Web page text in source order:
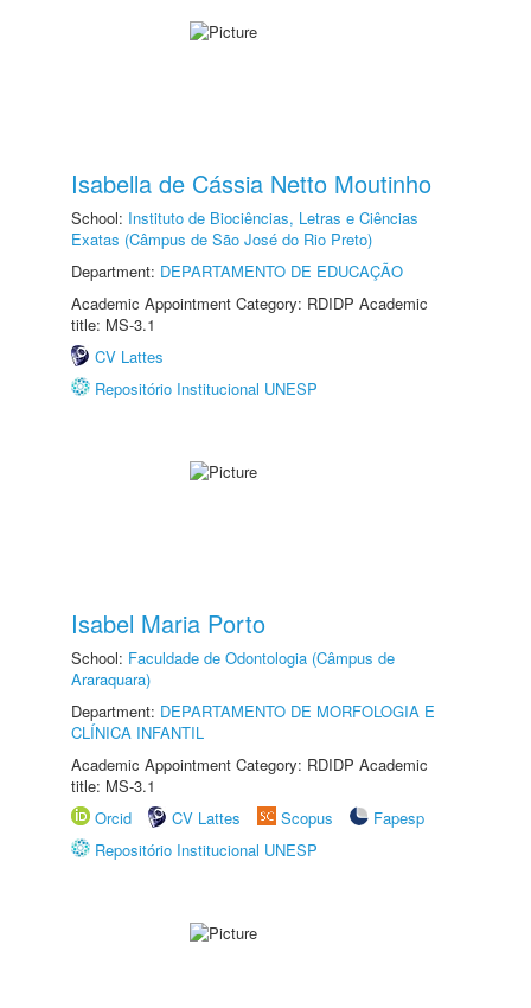
Isabella de Cássia Netto Moutinho
School: Instituto de Biociências, Letras e Ciências
Exatas (Câmpus de São José do Rio Preto)
Department: DEPARTAMENTO DE EDUCAÇÃO
Academic Appointment Category: RDIDP Academic
title: MS-3.1
CV Lattes
Repositório Institucional UNESP
Isabel Maria Porto
School: Faculdade de Odontologia (Câmpus de
Araraquara)
Department: DEPARTAMENTO DE MORFOLOGIA E
CLÍNICA INFANTIL
Academic Appointment Category: RDIDP Academic
title: MS-3.1
Orcid
CV Lattes Scopus
Fapesp
Repositório Institucional UNESP